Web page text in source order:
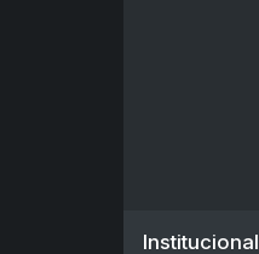
Institucional